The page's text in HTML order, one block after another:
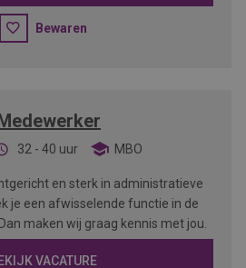
Bewaren
32 - 40 uur MBO
en sterk in administratieve
je een afwisselende functie in de
maken wij graag kennis met jou.
VACATURE